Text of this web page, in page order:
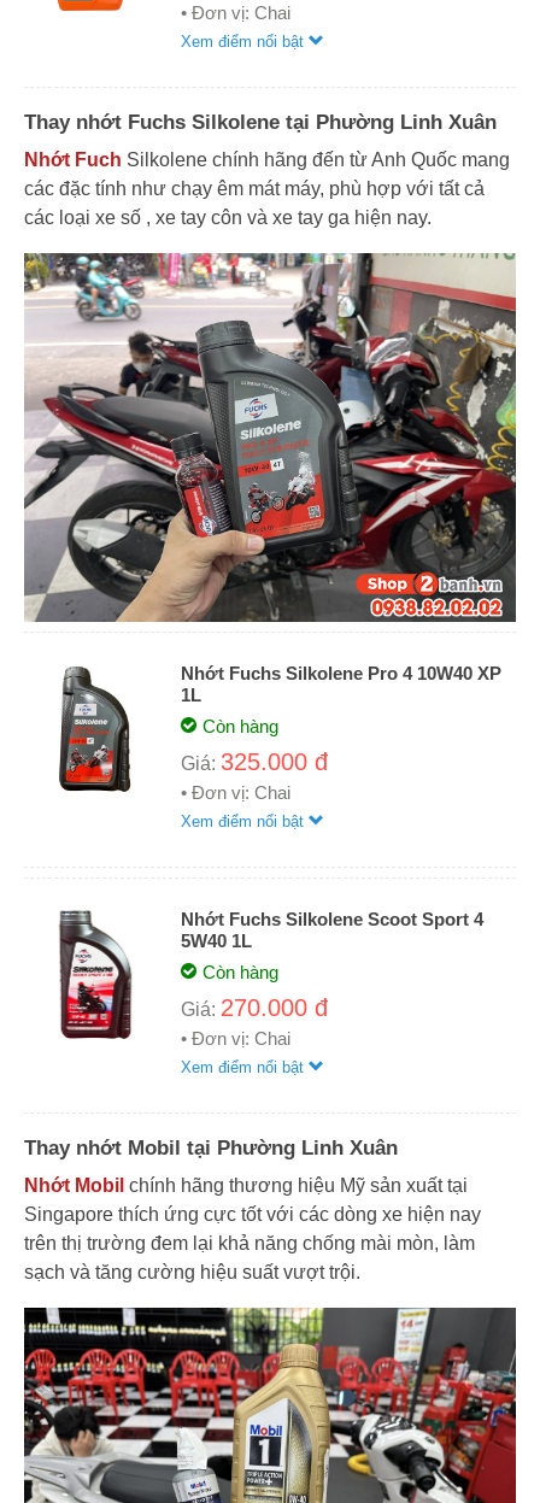
• Đơn vị: Chai
Xem điểm nổi bật
Thay nhớt Fuchs Silkolene tại Phường Linh Xuân
Nhớt Fuch Silkolene chính hãng đến từ Anh Quốc mang
các đặc tính như chạy êm mát máy, phù hợp với tất cả
các loại xe số , xe tay côn và xe tay ga hiện nay.
Nhớt Fuchs Silkolene Pro 4 10W40 XP
1L
Còn hàng
Giá: 325.000 đ
• Đơn vị: Chai
Xem điểm nổi bật
Nhớt Fuchs Silkolene Scoot Sport 4
5W40 1L
Còn hàng
Giá: 270.000 đ
• Đơn vị: Chai
Xem điểm nổi bật
Thay nhớt Mobil tại Phường Linh Xuân
Nhớt Mobil chính hãng thương hiệu Mỹ sản xuất tại
Singapore thích ứng cực tốt với các dòng xe hiện nay
trên thị trường đem lại khả năng chống mài mòn, làm
sạch và tăng cường hiệu suất vượt trội.